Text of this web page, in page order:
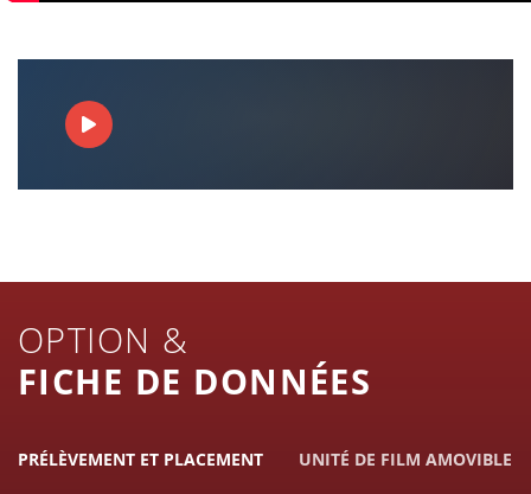
OPTION &
FICHE DE DONNÉES
PRÉLÈVEMENT ET PLACEMENT UNITÉ DE FILM AMOVIBLE